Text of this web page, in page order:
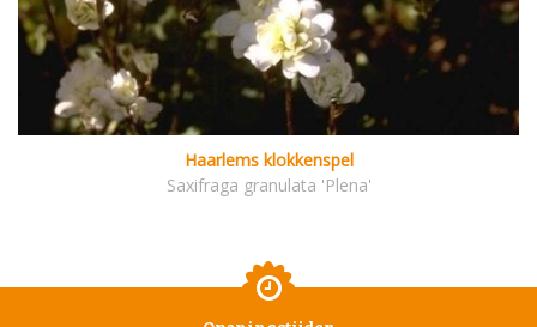
Haarlems klokkenspel
Saxifraga granulata 'Plena'